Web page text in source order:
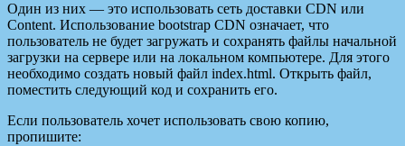
Один из них — это использовать сеть доставки CDN или
Content. Использование bootstrap CDN означает, что
пользователь не будет загружать и сохранять файлы начальной
загрузки на сервере или на локальном компьютере. Для этого
необходимо создать новый файл index.html. Открыть файл,
поместить следующий код и сохранить его.
Если пользователь хочет использовать свою копию,
пропишите: